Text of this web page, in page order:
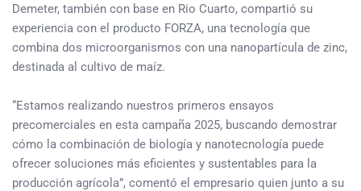
Demeter, también con base en Rio Cuarto, compartió su
experiencia con el producto FORZA, una tecnología que
combina dos microorganismos con una nanopartícula de zinc,
destinada al cultivo de maíz.
“Estamos realizando nuestros primeros ensayos
precomerciales en esta campaña 2025, buscando demostrar
cómo la combinación de biología y nanotecnología puede
ofrecer soluciones más eficientes y sustentables para la
producción agrícola”, comentó el empresario quien junto a su